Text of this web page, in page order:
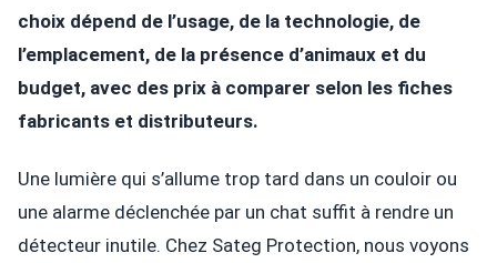
choix dépend de l’usage, de la technologie, de
l’emplacement, de la présence d’animaux et du
budget, avec des prix à comparer selon les fiches
fabricants et distributeurs.
Une lumière qui s’allume trop tard dans un couloir ou
une alarme déclenchée par un chat suffit à rendre un
détecteur inutile. Chez Sateg Protection, nous voyons